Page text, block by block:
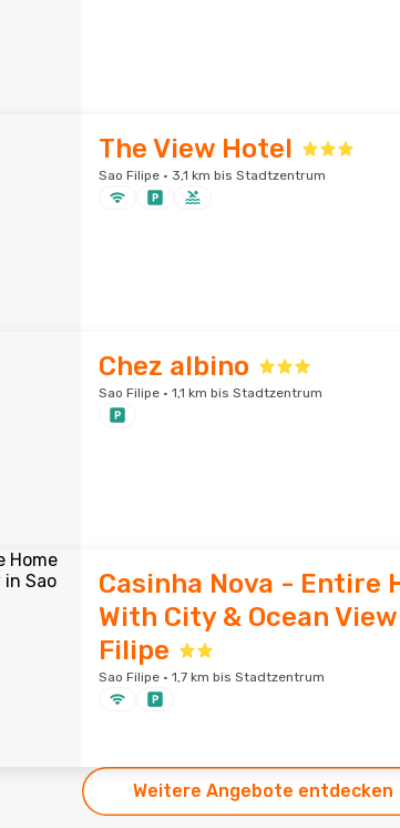
The View Hotel
Sao Filipe · 3,1 km bis Stadtzentrum
Chez albino
Sao Filipe · 1,1 km bis Stadtzentrum
Casinha Nova - Entire
With City & Ocean
Filipe
Sao Filipe · 1,7 km bis Stadtzentrum
Weitere Angebote entdecken